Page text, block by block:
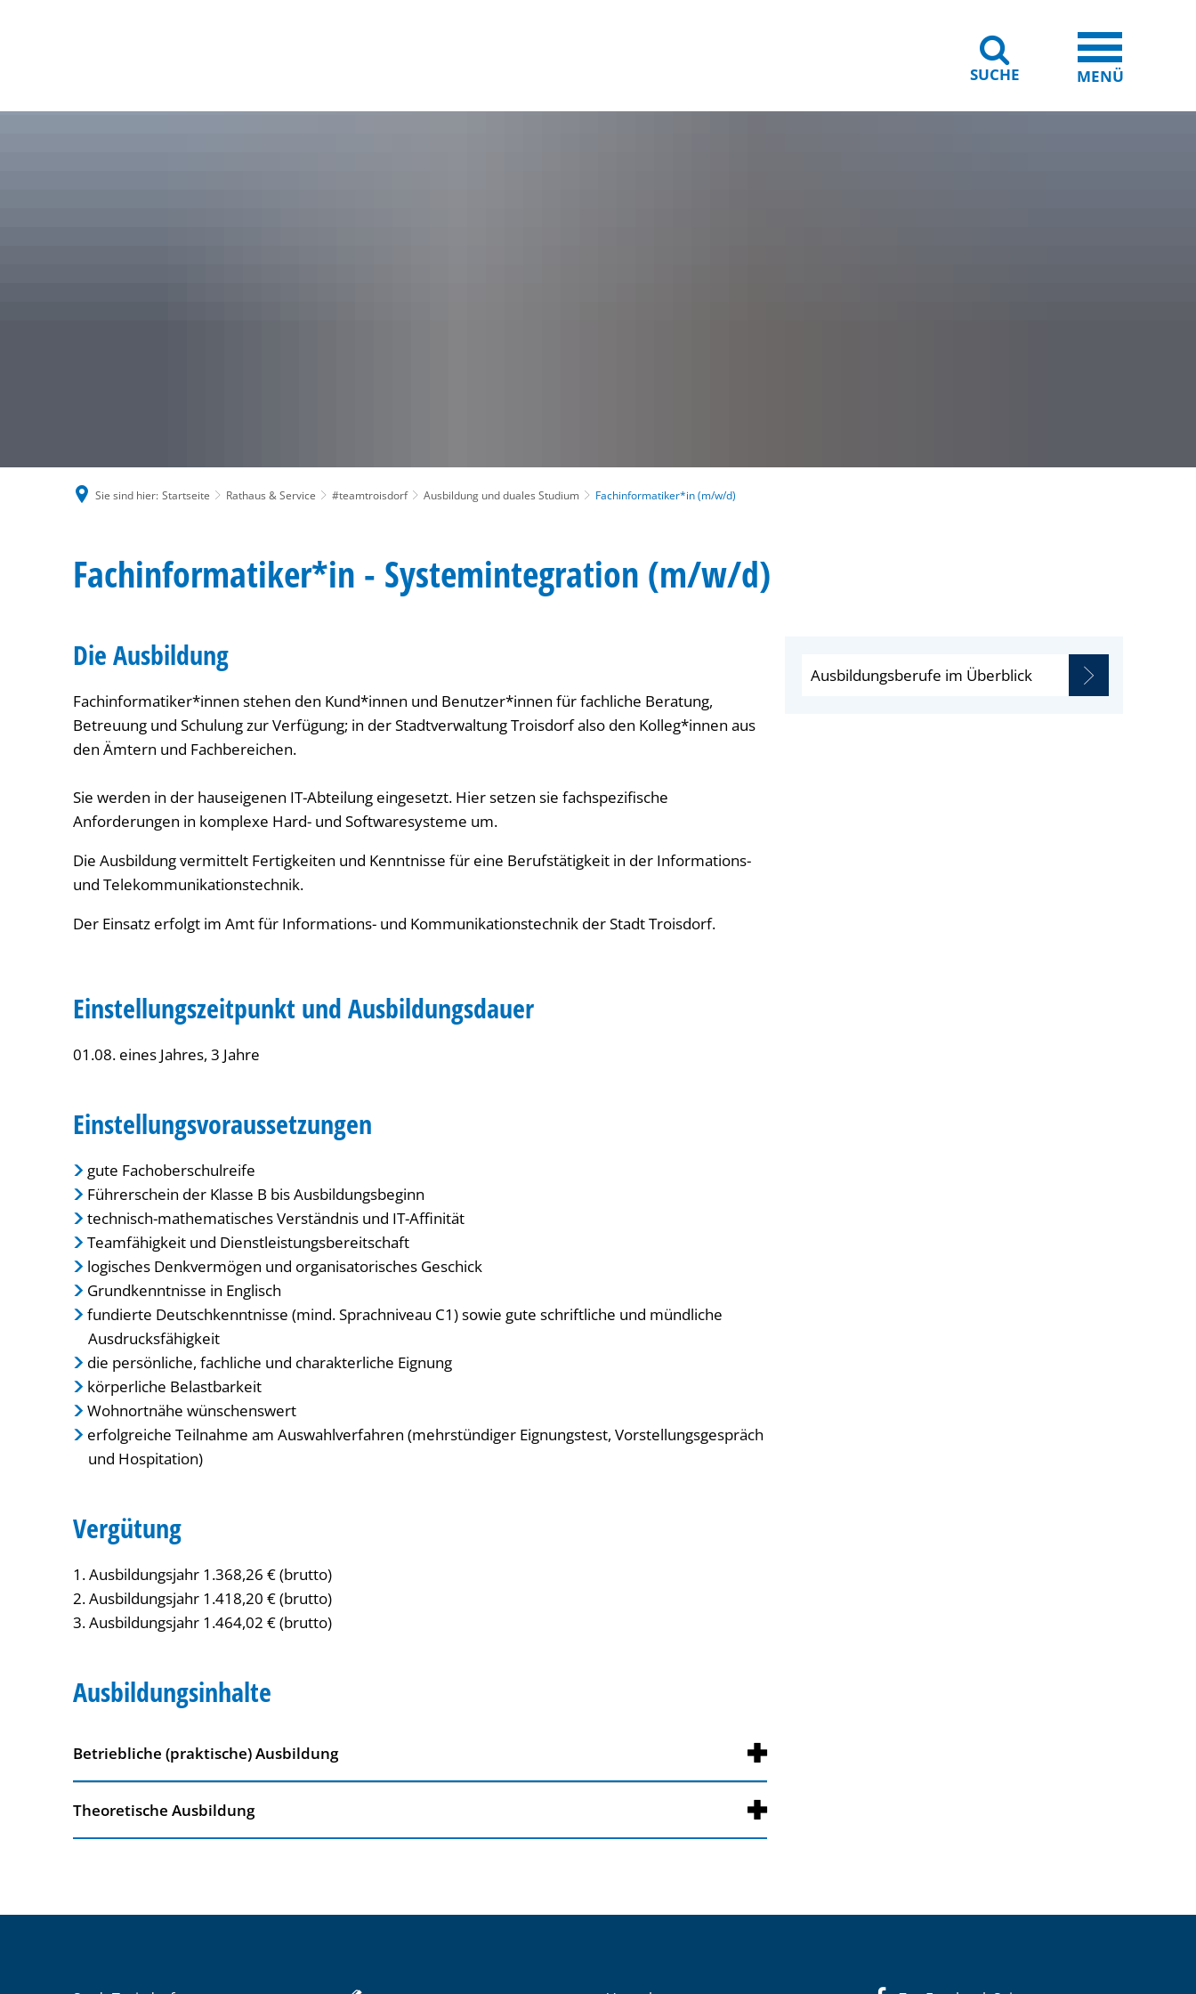
SUCHE MENÜ
Sie sind hier: Startseite Rathaus & Service #teamtroisdorf Ausbildung und duales Studium Fachinformatiker*in (m/w/d)
Fachinformatiker*in
Fachinformatiker*in - Systemintegration (m/w/d)
Die Ausbildung
Fachinformatiker*innen stehen den Kund*innen und Benutzer*innen für fachliche Beratung,
Betreuung und Schulung zur Verfügung; in der Stadtverwaltung Troisdorf also den Kolleg*innen aus
den Ämtern und Fachbereichen.
Sie werden in der hauseigenen IT-Abteilung eingesetzt. Hier setzen sie fachspezifische
Anforderungen in komplexe Hard- und Softwaresysteme um.
Die Ausbildung vermittelt Fertigkeiten und Kenntnisse für eine Berufstätigkeit in der Informations-
und Telekommunikationstechnik.
Der Einsatz erfolgt im Amt für Informations- und Kommunikationstechnik der Stadt Troisdorf.
Einstellungszeitpunkt und Ausbildungsdauer
01.08. eines Jahres, 3 Jahre
Einstellungsvoraussetzungen
gute Fachoberschulreife
Führerschein der Klasse B bis Ausbildungsbeginn
technisch-mathematisches Verständnis und IT-Affinität
Teamfähigkeit und Dienstleistungsbereitschaft
logisches Denkvermögen und organisatorisches Geschick
Grundkenntnisse in Englisch
fundierte Deutschkenntnisse (mind. Sprachniveau C1) sowie gute schriftliche und mündliche
Ausdrucksfähigkeit
die persönliche, fachliche und charakterliche Eignung
körperliche Belastbarkeit
Wohnortnähe wünschenswert
erfolgreiche Teilnahme am Auswahlverfahren (mehrstündiger Eignungstest, Vorstellungsgespräch
und Hospitation)
Vergütung
1. Ausbildungsjahr 1.368,26 € (brutto)
2. Ausbildungsjahr 1.418,20 € (brutto)
3. Ausbildungsjahr 1.464,02 € (brutto)
Ausbildungsinhalte
Betriebliche (praktische) Ausbildung
Theoretische Ausbildung
Ausbildungsberufe im Überblick